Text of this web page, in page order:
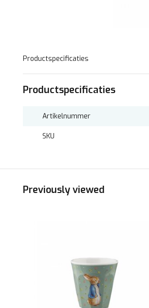
Productspecificaties
Productspecificaties
Artikelnummer
SKU
Previously viewed